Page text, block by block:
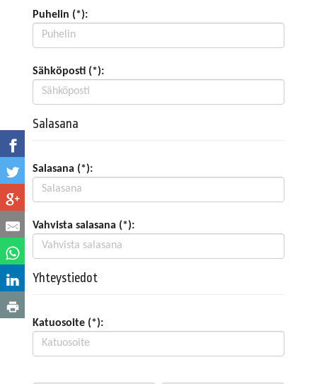
Puhelin (*):
Sähköposti (*):
Salasana
Salasana (*):
Vahvista salasana (*):
Yhteystiedot
Katuosoite (*):